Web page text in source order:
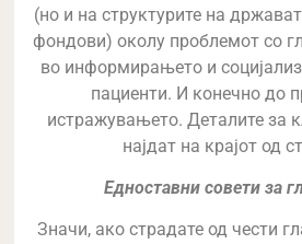
(но и на структурите на
фондови) околу проблемот со
во информирањето и
пациенти. И конечно до
истражувањето. Деталите за
најдат на крајот од
Едноставни совети за
Значи, ако страдате од чести